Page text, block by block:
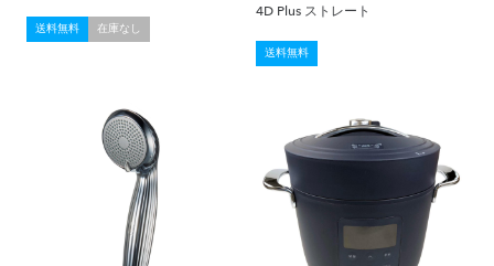
送料無料 在庫なし
4D Plus ストレート
送料無料